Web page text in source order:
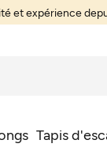
et expérience
Tapis sur
Tapis